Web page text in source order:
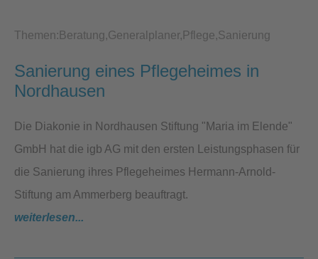
Themen: Beratung Generalplaner Pflege Sanierung
Sanierung eines Pflegeheimes in
Nordhausen
Die Diakonie in Nordhausen Stiftung "Maria im Elende"
GmbH hat die igb AG mit den ersten Leistungsphasen für
die Sanierung ihres Pflegeheimes Hermann-Arnold-
Stiftung am Ammerberg beauftragt.
weiterlesen...